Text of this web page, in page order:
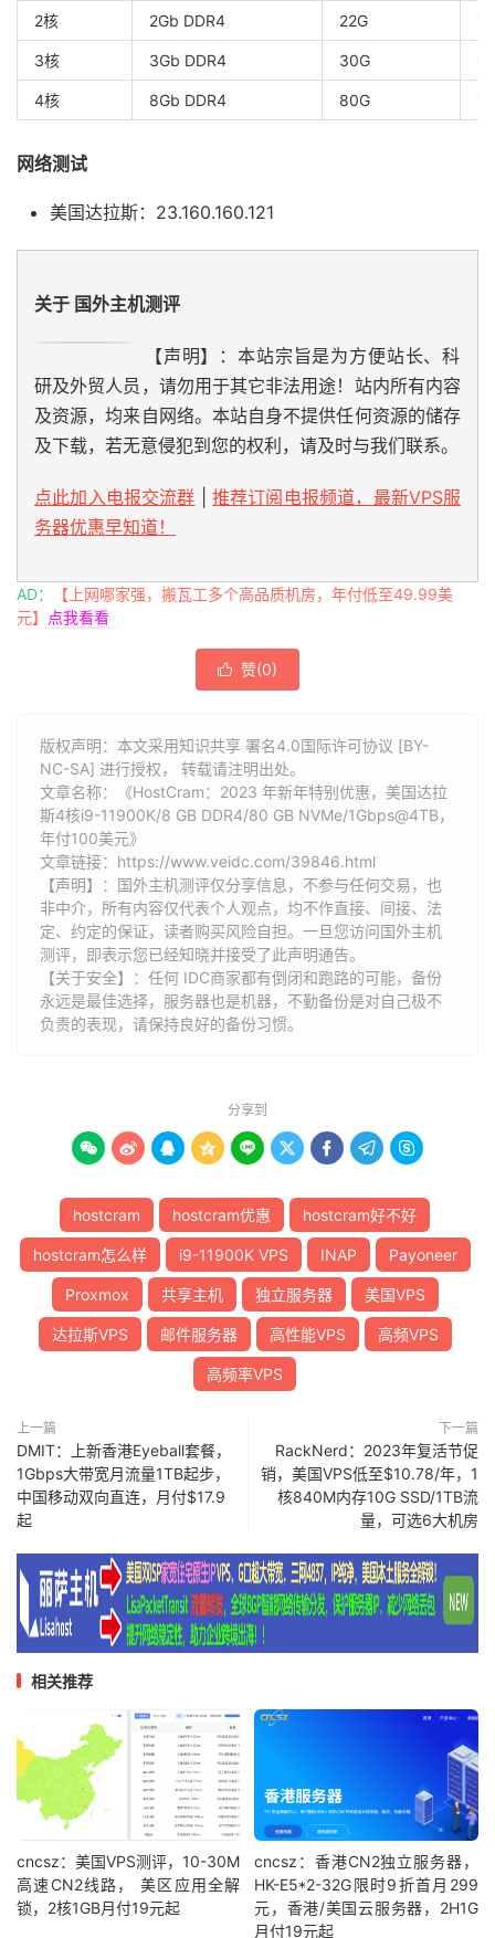
2核 2Gb DDR4 22G
3核 3Gb DDR4 30G
4核 8Gb DDR4 80G
网络测试
美国达拉斯：23.160.160.121
关于 国外主机测评
【声明】：本站宗旨是为方便站长、科
研及外贸人员，请勿用于其它非法用途！站内所有内容
及资源，均来自网络。本站自身不提供任何资源的储存
及下载，若无意侵犯到您的权利，请及时与我们联系。
点此加入电报交流群
推荐订阅电报频道，最新VPS服
务器优惠早知道！
AD：
【上网哪家强，搬瓦工多个高品质机房，年付低至49.99美
元】
点我看看
 赞(0)
版权声明：本文采用知识共享 署名4.0国际许可协议 [BY-
NC-SA] 进行授权， 转载请注明出处。
文章名称：《HostCram：2023 年新年特别优惠，美国达拉
斯4核i9-11900K/8 GB DDR4/80 GB NVMe/1Gbps@4TB，
年付100美元》
文章链接： https://www.veidc.com/39846.html
【声明】：国外主机测评仅分享信息，不参与任何交易，也
非中介，所有内容仅代表个人观点，均不作直接、间接、法
定、约定的保证，读者购买风险自担。一旦您访问国外主机
测评，即表示您已经知晓并接受了此声明通告。
【关于安全】：任何 IDC商家都有倒闭和跑路的可能，备份
永远是最佳选择，服务器也是机器，不勤备份是对自己极不
负责的表现，请保持良好的备份习惯。
分享到
        
hostcram hostcram优惠 hostcram好不好
hostcram怎么样 i9-11900K VPS INAP Payoneer
Proxmox 共享主机 独立服务器 美国VPS
达拉斯VPS 邮件服务器 高性能VPS 高频VPS
高频率VPS
上一篇
DMIT：上新香港Eyeball套餐，
1Gbps大带宽月流量1TB起步，
中国移动双向直连，月付$17.9
起
下一篇
RackNerd：2023年复活节促
销，美国VPS低至$10.78/年，1
核840M内存10G SSD/1TB流
量，可选6大机房
相关推荐
cncsz：美国VPS测评，10-30M
高速CN2线路， 美区应用全解
锁，2核1GB月付19元起
cncsz：香港CN2独立服务器，
HK-E5*2-32G限时9折首月299
元，香港/美国云服务器，2H1G
月付19元起